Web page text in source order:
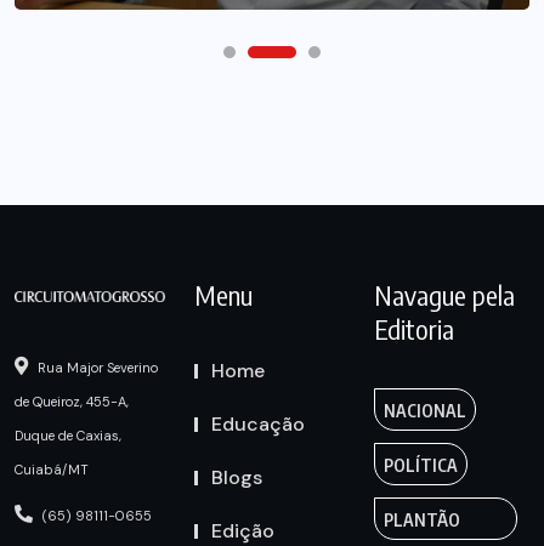
Rua Major Severino
de Queiroz, 455-A,
Duque de Caxias,
Cuiabá/MT
(65) 98111-0655
Menu
Home
Educação
Blogs
Edição
Navague pela
Editoria
NACIONAL
POLÍTICA
PLANTÃO